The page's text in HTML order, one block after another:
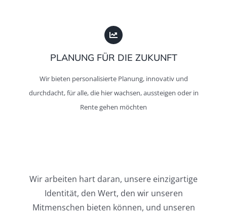
PLANUNG FÜR DIE ZUKUNFT
Wir bieten personalisierte Planung, innovativ und
durchdacht, für alle, die hier wachsen, aussteigen oder in
Rente gehen möchten
Wir arbeiten hart daran, unsere einzigartige
Identität, den Wert, den wir unseren
Mitmenschen bieten können, und unseren